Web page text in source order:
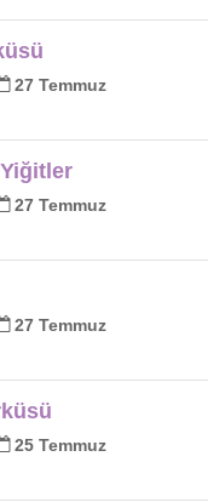
27 Temmuz
27 Temmuz
27 Temmuz
25 Temmuz